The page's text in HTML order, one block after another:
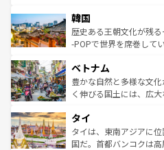
はコンテンツ一覧
いる。アクティビティも
ビング、ハイキングな
い。オーストラリアの
参照してほしい。
ン）、静ひつな山岳地帯
と山間の静けさが共存
驚きをもたらしてくれ
容にもいいと評判のスイ
が味わえる。 な
照してほしい。
韓国
歴史ある王朝文化が残
-POPで世界を席巻して
き、地方に足を延ばせば
できる。そして、キム
まで、さまざまな韓国
リティに包まれながら、
わって
覧を参照してほしい。
ベトナム
豊かな自然と多様な文
く伸びる国土には、広
急速な発展と共に伝統が
ーチミン市のフランス
醸し出している。また
タイ
タイは、東南アジアに
国だ。首都バンコクは